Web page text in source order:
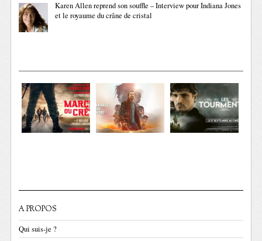
Karen Allen reprend son souffle – Interview pour Indiana Jones
et le royaume du crâne de cristal
A PROPOS
Qui suis-je ?